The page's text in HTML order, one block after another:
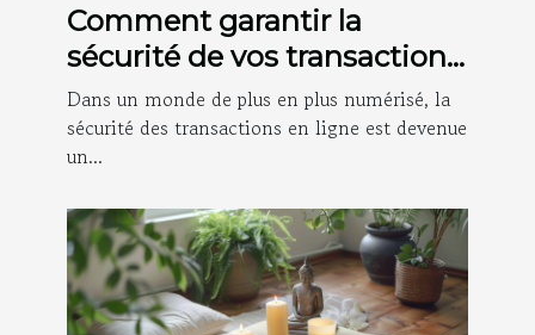
Comment garantir la
sécurité de vos transactions
en ligne
Dans un monde de plus en plus numérisé, la
sécurité des transactions en ligne est devenue
un...